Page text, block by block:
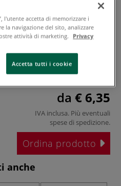
a grana-semi satinata
acquerello. È liscia ma non
s...
Leggi tutto
da € 6,35
IVA inclusa. Più eventuali
spese di spedizione.
Ordina prodotto
anche
l'utente accetta di memorizzare i
la navigazione del sito, analizzare
attività di marketing.
Privacy
Accetta tutti i cookie